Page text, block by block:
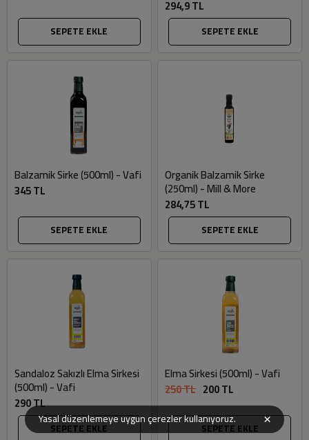
SEPETE EKLE
294,9 TL
SEPETE EKLE
Balzamik Sirke (500ml) - Vafi
345 TL
SEPETE EKLE
Organik Balzamik Sirke
(250ml) - Mill & More
284,75 TL
SEPETE EKLE
Sandaloz Sakızlı Elma Sirkesi
(500ml) - Vafi
290 TL
SEPETE EKLE
Elma Sirkesi (500ml) - Vafi
250 TL 200 TL
SEPETE EKLE
Yasal düzenlemeye uygun çerezler kullanıyoruz. ×